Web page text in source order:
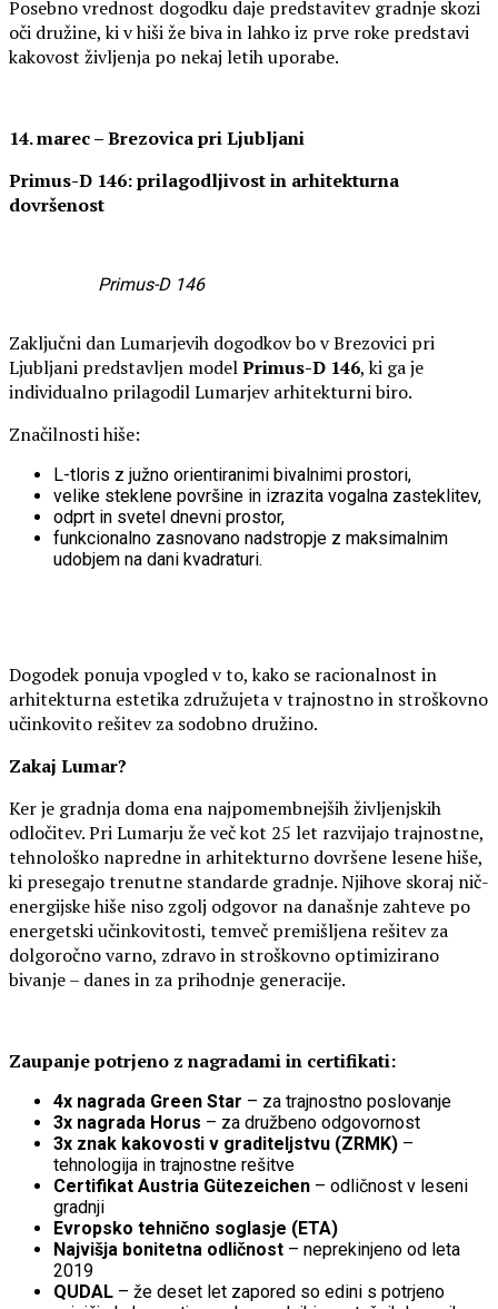
Posebno vrednost dogodku daje predstavitev gradnje skozi
oči družine, ki v hiši že biva in lahko iz prve roke predstavi
kakovost življenja po nekaj letih uporabe.
14. marec – Brezovica pri Ljubljani
Primus-D 146: prilagodljivost in arhitekturna
dovršenost
Primus-D 146
Zaključni dan Lumarjevih dogodkov bo v Brezovici pri
Ljubljani predstavljen modelPrimus-D 146, ki ga je
individualno prilagodil Lumarjev arhitekturni biro.
Značilnosti hiše:
L-tloris z južno orientiranimi bivalnimi prostori,
velike steklene površine in izrazita vogalna zasteklitev,
odprt in svetel dnevni prostor,
funkcionalno zasnovano nadstropje z maksimalnim
udobjem na dani kvadraturi.
Dogodek ponuja vpogled v to, kako se racionalnost in
arhitekturna estetika združujeta v trajnostno in stroškovno
učinkovito rešitev za sodobno družino.
Zakaj Lumar?
Ker je gradnja doma ena najpomembnejših življenjskih
odločitev. Pri Lumarju že več kot 25 let razvijajo trajnostne,
tehnološko napredne in arhitekturno dovršene lesene hiše,
ki presegajo trenutne standarde gradnje. Njihove skoraj nič-
energijske hiše niso zgolj odgovor na današnje zahteve po
energetski učinkovitosti, temveč premišljena rešitev za
dolgoročno varno, zdravo in stroškovno optimizirano
bivanje – danes in za prihodnje generacije.
Zaupanje potrjeno z nagradami in certifikati:
4x nagrada Green Star – za trajnostno poslovanje
3x nagrada Horus – za družbeno odgovornost
3x znak kakovosti v graditeljstvu (ZRMK) –
tehnologija in trajnostne rešitve
Certifikat Austria Gütezeichen – odličnost v leseni
gradnji
Evropsko tehnično soglasje (ETA)
Najvišja bonitetna odličnost – neprekinjeno od leta
2019
QUDAL – že deset let zapored so edini s potrjeno